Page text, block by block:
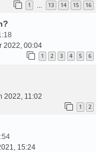
1 … 13 14 15 16
2022, 00:04
1 2 3 4 5 6
2022, 11:02
1 2
15:24